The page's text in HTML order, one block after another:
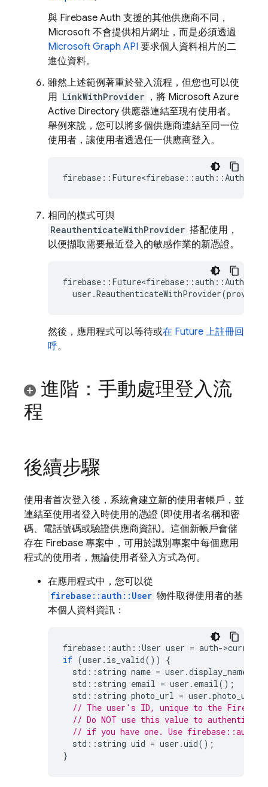
與 Firebase Auth 支援的其他供應商不同，
Microsoft 不會提供相片網址，而是必須透過
Microsoft Graph API 要求個人資料相片的二
進位資料。
雖然上述範例著重於登入流程，但您也可以使
用 LinkWithProvider ，將 Microsoft Azure
Active Directory 供應器連結至現有使用者。
舉例來說，您可以將多個供應商連結至同一位
使用者，讓使用者透過任一供應商登入。
firebase :: Future<firebase ::auth ::
相同的模式可與
ReauthenticateWithProvider 搭配使用，
以便擷取需要最近登入的敏感作業的新憑證。
firebase :: Future<firebase ::auth ::
user .ReauthenticateWithProvider(
然後，應用程式可以等待或在 Future 上註冊回
呼。
進階：手動處理登入流
程
後續步驟
使用者首次登入後，系統會建立新的使用者帳戶，並
連結至使用者登入時使用的憑證 (即使用者名稱和密
碼、電話號碼或驗證供應商資訊)。這個新帳戶會儲
存在 Firebase 專案中，可用於識別專案中每個應用
程式的使用者，無論使用者登入方式為何。
在應用程式中，您可以從
firebase::auth::User 物件取得使用者的基
本個人資料資訊：
firebase ::auth ::User user = auth->
if (user . is_valid())
{
std :: string name = user .display_name
std :: string email = user . email();
std :: string photo_url = user .photo_url
// The user's ID, unique to the
// Do NOT use this value to
// if you have one. Use
std :: string uid = user .uid();
}